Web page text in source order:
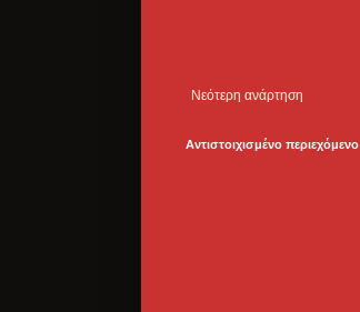
Νεότερη ανάρτηση
Αντιστοιχισμένο περιεχόμενο